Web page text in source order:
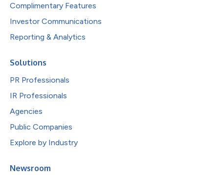
Complimentary Features
Investor Communications
Reporting & Analytics
Solutions
PR Professionals
IR Professionals
Agencies
Public Companies
Explore by Industry
Newsroom